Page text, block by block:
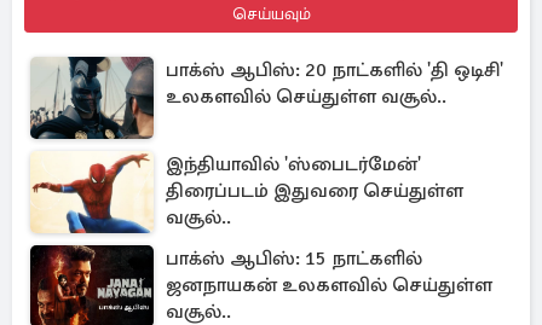
செய்யவும்
பாக்ஸ் ஆபிஸ்: 20 நாட்களில் 'தி ஒடிசி'
உலகளவில் செய்துள்ள வசூல்..
இந்தியாவில் 'ஸ்பைடர்மேன்'
திரைப்படம் இதுவரை செய்துள்ள
வசூல்..
பாக்ஸ் ஆபிஸ்: 15 நாட்களில்
ஜனநாயகன் உலகளவில் செய்துள்ள
வசூல்..